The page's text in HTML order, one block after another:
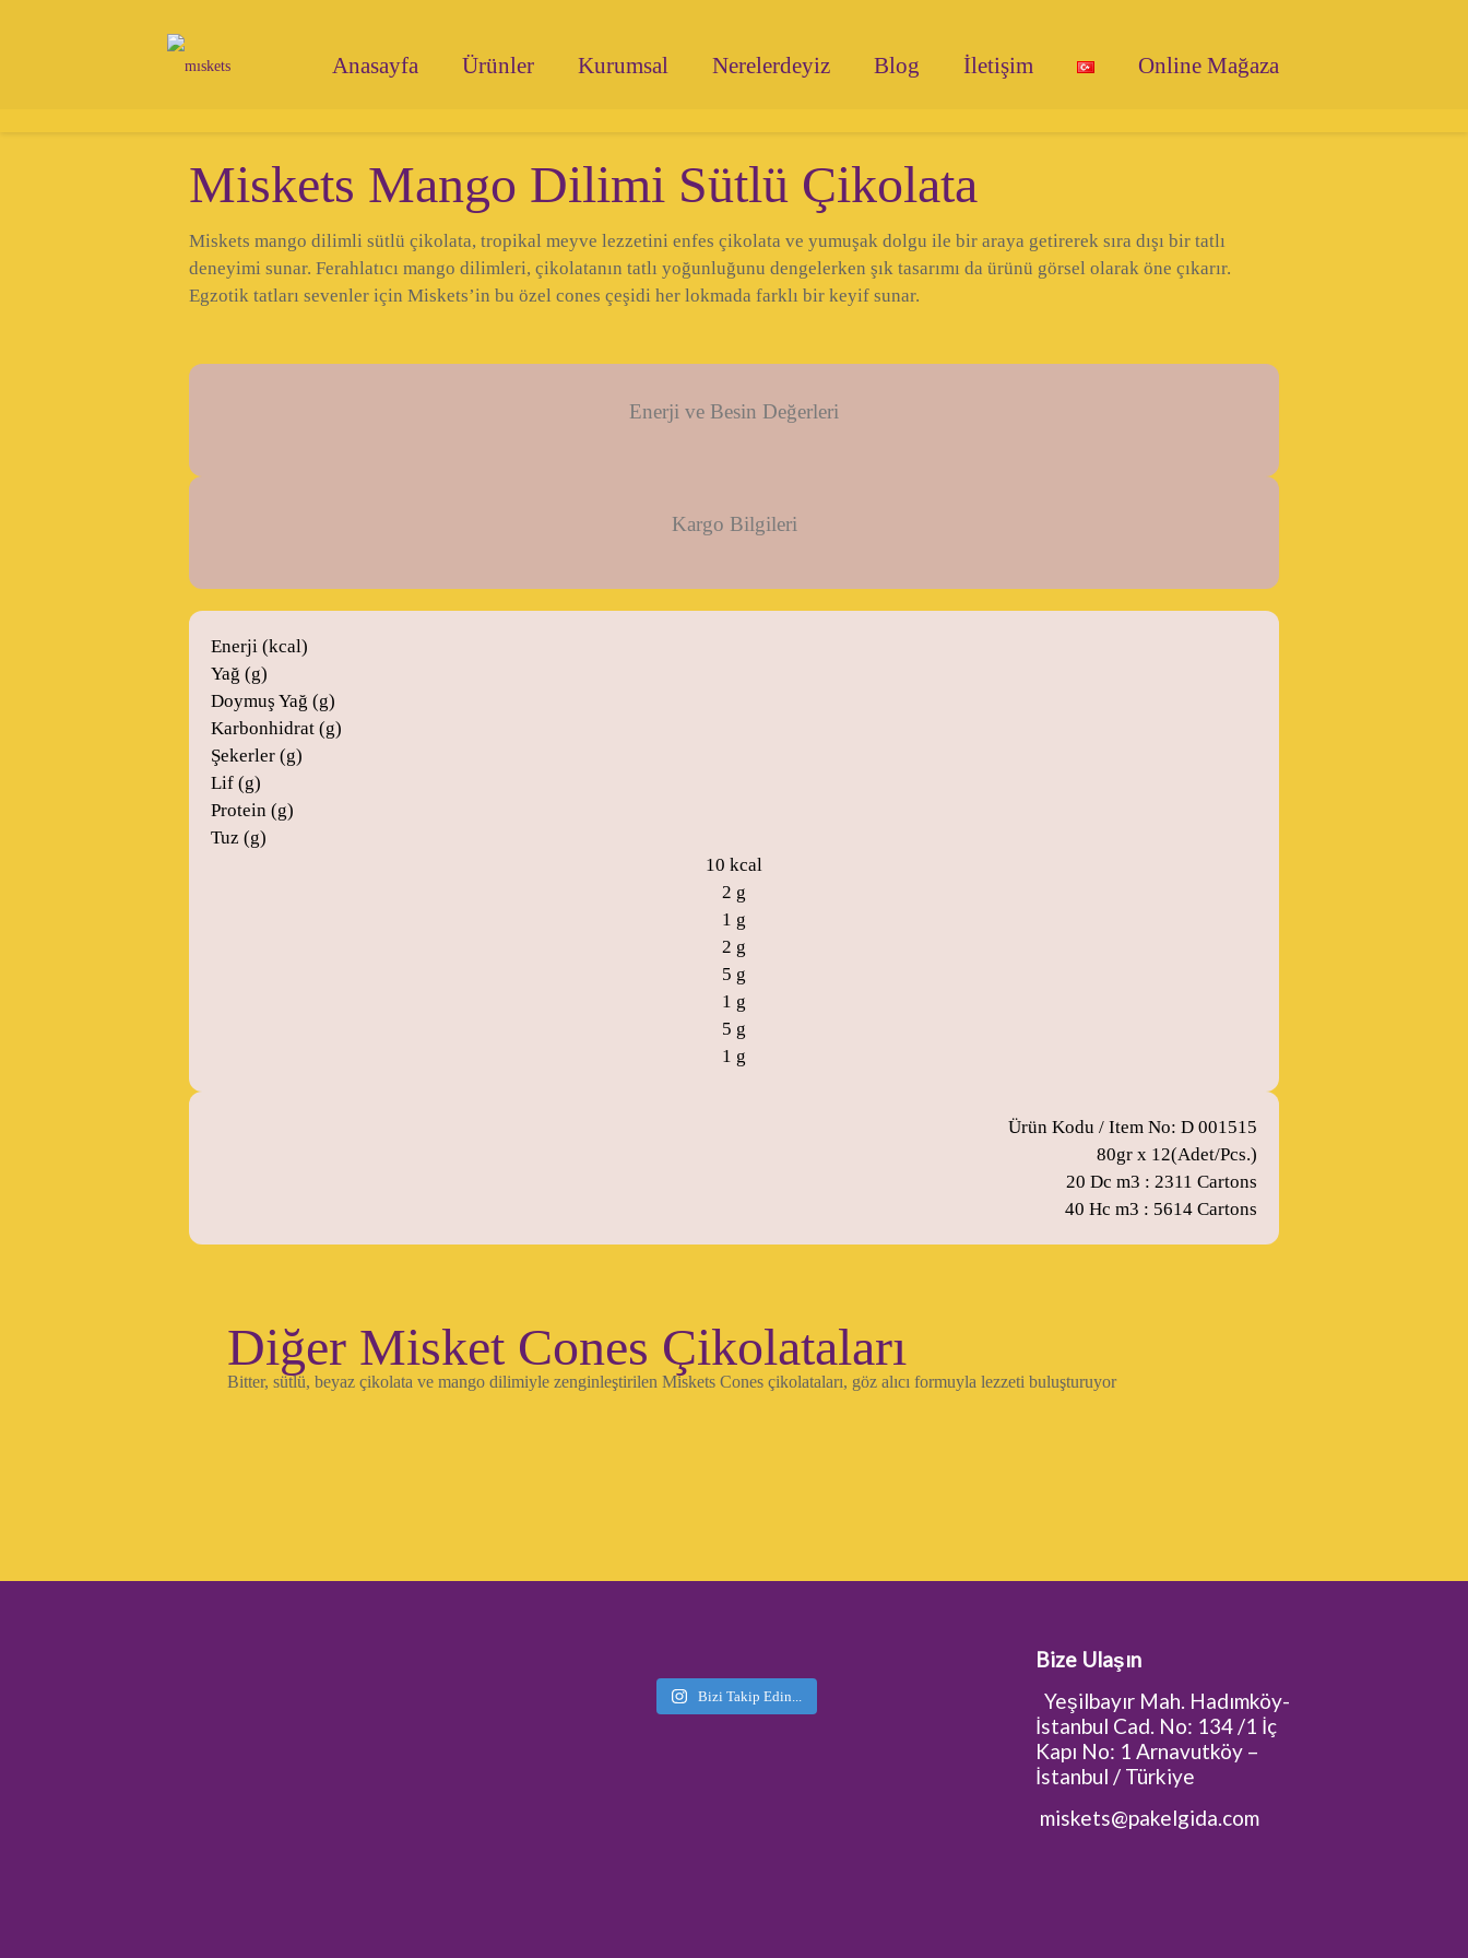
Anasayfa Ürünler Kurumsal Nerelerdeyiz Blog İletişim Online Mağaza
Miskets Mango Dilimi Sütlü Çikolata
Miskets mango dilimli sütlü çikolata, tropikal meyve lezzetini enfes çikolata ve yumuşak dolgu ile bir araya getirerek sıra dışı bir tatlı
deneyimi sunar. Ferahlatıcı mango dilimleri, çikolatanın tatlı yoğunluğunu dengelerken şık tasarımı da ürünü görsel olarak öne çıkarır.
Egzotik tatları sevenler için Miskets’in bu özel cones çeşidi her lokmada farklı bir keyif sunar.
Enerji ve Besin Değerleri
Kargo Bilgileri
Enerji (kcal)
Yağ (g)
Doymuş Yağ (g)
Karbonhidrat (g)
Şekerler (g)
Lif (g)
Protein (g)
Tuz (g)
10 kcal
2 g
1 g
2 g
5 g
1 g
5 g
1 g
Ürün Kodu / Item No: D 001515
80gr x 12(Adet/Pcs.)
20 Dc m3 : 2311 Cartons
40 Hc m3 : 5614 Cartons
Diğer Misket Cones Çikolataları
Bitter, sütlü, beyaz çikolata ve mango dilimiyle zenginleştirilen Miskets Cones çikolataları, göz alıcı formuyla lezzeti buluşturuyor
Bizi Takip Edin...
Bize Ulaşın
Yeşilbayır Mah. Hadımköy-
İstanbul Cad. No: 134 /1 İç
Kapı No: 1 Arnavutköy –
İstanbul / Türkiye
miskets@pakelgida.com